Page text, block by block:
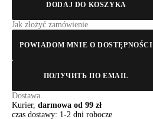
DODAJ DO KOSZYKA
Jak złożyć zamówienie
POWIADOM MNIE O DOSTĘPNOŚCI
ПОЛУЧИТЬ ПО EMAIL
Dostawa
Kurier, darmowa od 99 zł
czas dostawy: 1-2 dni robocze